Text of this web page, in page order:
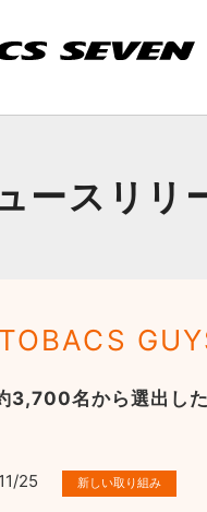
ースリリ
3,700名から選出し
25